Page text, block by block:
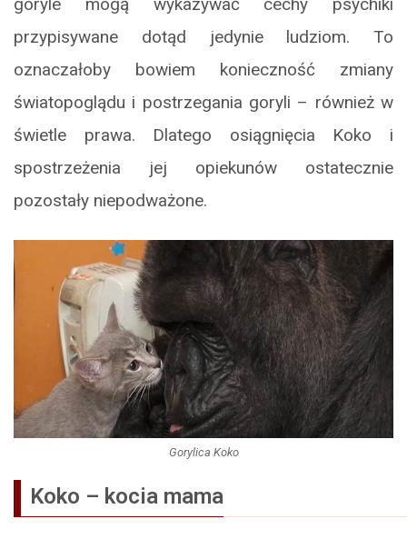
przypisywane dotąd jedynie ludziom. To
oznaczałoby bowiem konieczność zmiany
światopoglądu i postrzegania goryli – również w
świetle prawa. Dlatego osiągnięcia Koko i
spostrzeżenia jej opiekunów ostatecznie
pozostały niepodważone.
Gorylica Koko
Koko – kocia mama